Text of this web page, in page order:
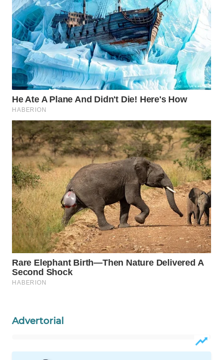
Advertorial
UMKM
WAHANA
SELEB
WAHANA
PERSONA
WAHANA
OTOMOTIF
WAHANA
HEALTH
WAHANA
DESA
WISATA
LAPAK
WAHANA
Wahana
Network